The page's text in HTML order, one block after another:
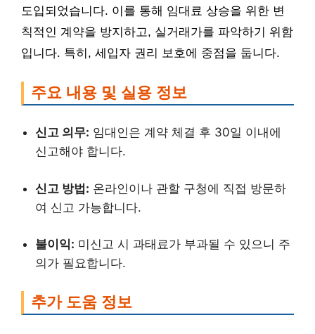
도입되었습니다. 이를 통해 임대료 상승을 위한 변
칙적인 계약을 방지하고, 실거래가를 파악하기 위함
입니다. 특히, 세입자 권리 보호에 중점을 둡니다.
주요 내용 및 실용 정보
신고 의무: 임대인은 계약 체결 후 30일 이내에
신고해야 합니다.
신고 방법: 온라인이나 관할 구청에 직접 방문하
여 신고 가능합니다.
불이익: 미신고 시 과태료가 부과될 수 있으니 주
의가 필요합니다.
추가 도움 정보